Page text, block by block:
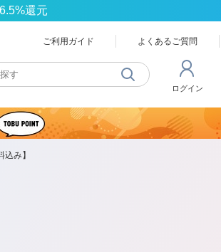
還元
ご利用ガイド よくあるご質問
ログイン
み】